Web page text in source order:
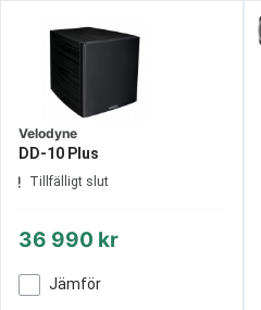
Velodyne
DD-10 Plus
Tillfälligt slut
36 990 kr
Jämför